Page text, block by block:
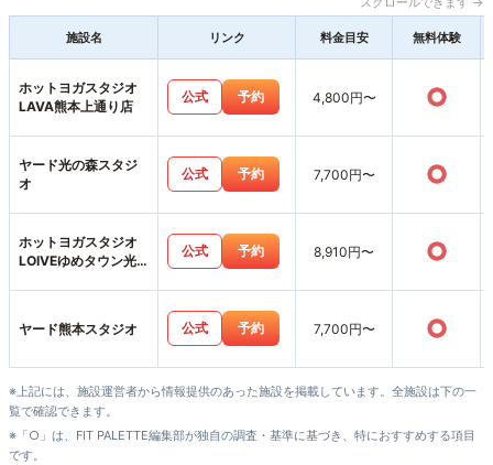
施設名 リンク 料金目安 無料体験
ホットヨガスタジオ
LAVA熊本上通り店
公式 予約 4,800円〜 ○
ヤード光の森スタジ
オ
公式 予約 7,700円〜 ○
ホットヨガスタジオ
LOIVEゆめタウン光
公式 予約 8,910円〜 ○
ヤード熊本スタジオ 公式 予約 7,700円〜 ○
※上記には、施設運営者から情報提供のあった施設を掲載しています。全施設は下の一
覧で確認できます。
※「○」は、FIT PALETTE編集部が独自の調査・基準に基づき、特におすすめする項目
です。